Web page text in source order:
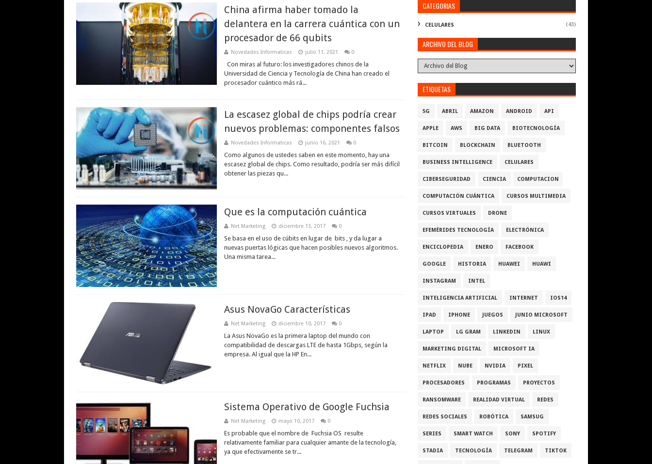
China afirma haber tomado la
delantera en la carrera cuántica con un
procesador de 66 qubits
Novedades Informaticas julio 11, 2021 0
Con miras al futuro: los investigadores chinos de la
Universidad de Ciencia y Tecnología de China han creado el
procesador cuántico más rá...
La escasez global de chips podría crear
nuevos problemas: componentes falsos
Novedades Informaticas junio 16, 2021 0
Como algunos de ustedes saben en este momento, hay una
escasez global de chips. Como resultado, podría ser más difícil
obtener las piezas qu...
Que es la computación cuántica
Net Marketing diciembre 13, 2017 0
Se basa en el uso de cúbits en lugar de bits , y da lugar a
nuevas puertas lógicas que hacen posibles nuevos algoritmos.
Una misma tarea...
Asus NovaGo Características
Net Marketing diciembre 10, 2017 0
La Asus NovaGo es la primera laptop del mundo con
compatibilidad de descargas LTE de hasta 1Gbps, según la
empresa. Al igual que la HP En...
Sistema Operativo de Google Fuchsia
Net Marketing mayo 10, 2017 0
Es probable que el nombre de Fuchsia OS resulte
relativamente familiar para cualquier amante de la tecnología,
ya que efectivamente se tr...
CATEGORIAS
CELULARES (43)
ARCHIVO DEL BLOG
ETIQUETAS
5G ABRIL AMAZON ANDROID API
APPLE AWS BIG DATA BIOTECNOLOGÍA
BITCOIN BLOCKCHAIN BLUETOOTH
BUSINESS INTELLIGENCE CELULARES
CIBERSEGURIDAD CIENCIA COMPUTACION
COMPUTACIÓN CUÁNTICA CURSOS MULTIMEDIA
CURSOS VIRTUALES DRONE
EFEMÉRIDES TECNOLOGÍA ELECTRÓNICA
ENCICLOPEDIA ENERO FACEBOOK
GOOGLE HISTORIA HUAWEI HUAWI
INSTAGRAM INTEL
INTELIGENCIA ARTIFICIAL INTERNET IOS14
IPAD IPHONE JUEGOS JUNIO MICROSOFT
LAPTOP LG GRAM LINKEDIN LINUX
MARKETING DIGITAL MICROSOFT IA
NETFLIX NUBE NVIDIA PIXEL
PROCESADORES PROGRAMAS PROYECTOS
RANSOMWARE REALIDAD VIRTUAL REDES
REDES SOCIALES ROBÓTICA SAMSUG
SERIES SMART WATCH SONY SPOTIFY
STADIA TECNOLOGÍA TELEGRAM TIKTOK